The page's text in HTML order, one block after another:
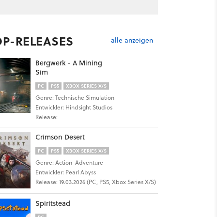
RELEASES alle anzeigen
Bergwerk - A Mining
Sim
PC PS5 XBOX SERIES X/S
Genre: Technische Simulation
Entwickler: Hindsight Studios
Release:
Crimson Desert
PC PS5 XBOX SERIES X/S
Genre: Action-Adventure
Entwickler: Pearl Abyss
Release: 19.03.2026 (PC, PS5, Xbox Series X/S)
Spiritstead